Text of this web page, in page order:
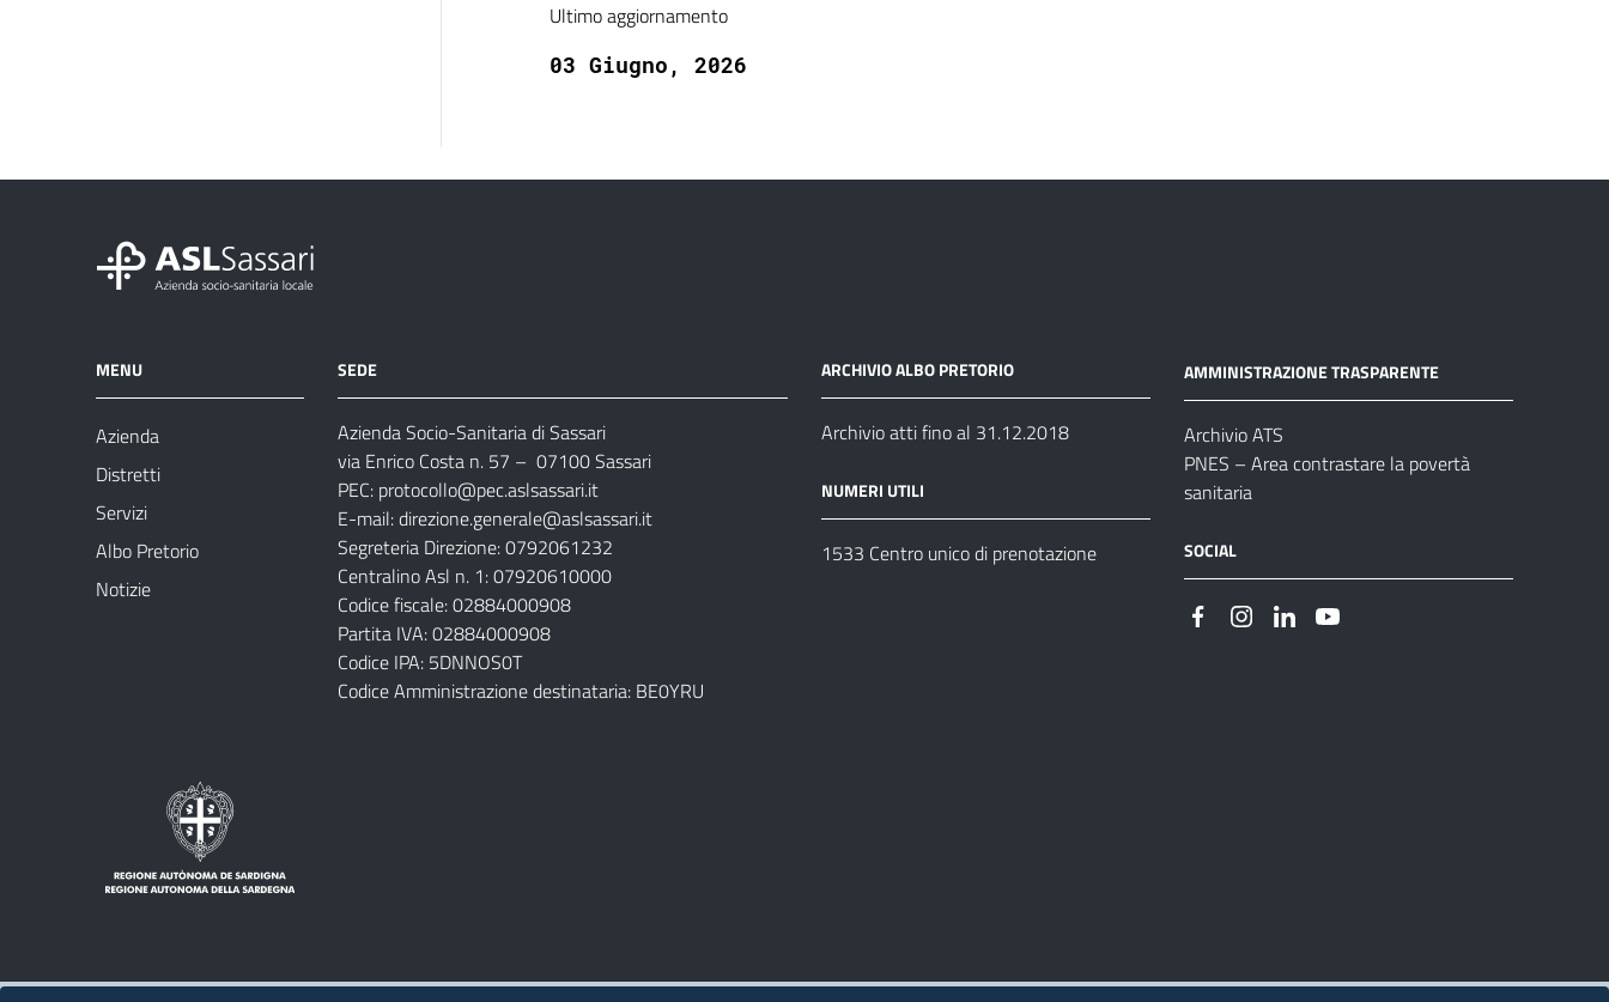
Ultimo aggiornamento
03 Giugno, 2026
MENU
Azienda
Distretti
Servizi
Albo Pretorio
Notizie
SEDE
Azienda Socio-Sanitaria di Sassari
via Enrico Costa n. 57 – 07100 Sassari
PEC: protocollo@pec.aslsassari.it
E-mail:direzione.generale@aslsassari.it
Segreteria Direzione: 0792061232
Centralino Asl n. 1: 07920610000
Codice fiscale: 02884000908
Partita IVA: 02884000908
Codice IPA: 5DNNOS0T
Codice Amministrazione destinataria: BE0YRU
ARCHIVIO ALBO PRETORIO
Archivio atti fino al 31.12.2018
NUMERI UTILI
1533 Centro unico di prenotazione
AMMINISTRAZIONE TRASPARENTE
Archivio ATS
PNES – Area contrastare la povertà
sanitaria
SOCIAL